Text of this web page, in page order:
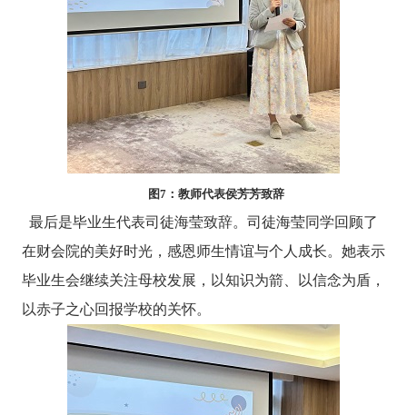
图7 ：教师代表侯芳芳致辞
最后是毕业生代表司徒海莹致辞。司徒海莹同学回顾了
在财会院的美好时光，感恩师生情谊与个人成长。她表示
毕业生会继续关注母校发展，以知识为箭、以信念为盾，
以赤子之心回报学校的关怀。